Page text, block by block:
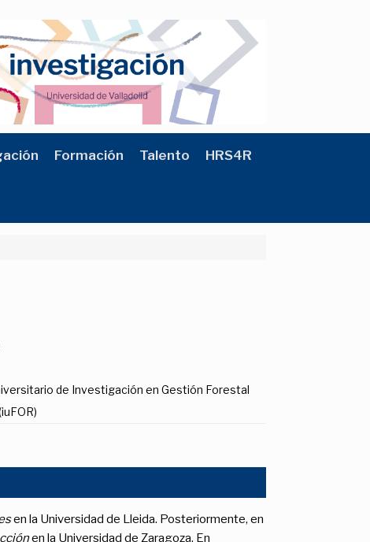
Formación Talento HRS4R
de Investigación en Gestión Forestal
en la Universidad de Lleida. Posteriormente, en
en la Universidad de Zaragoza. En